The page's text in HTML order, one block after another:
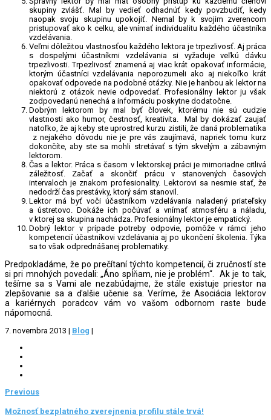
skupiny zvlášť. Mal by vedieť odhadnúť kedy povzbudiť, kedy
naopak svoju skupinu upokojiť. Nemal by k svojim zverencom
pristupovať ako k celku, ale vnímať individualitu každého účastníka
vzdelávania.
Veľmi dôležitou vlastnosťou každého lektora je trpezlivosť. Aj práca
s dospelými účastníkmi vzdelávania si vyžaduje veľkú dávku
trpezlivosti. Trpezlivosť znamená aj viac krát opakovať informácie,
ktorým účastníci vzdelávania neporozumeli ako aj niekoľko krát
opakovať odpovede na podobné otázky. Nie je hanbou ak lektor na
niektorú z otázok nevie odpovedať. Profesionálny lektor ju však
zodpovedanú nenechá a informáciu poskytne dodatočne.
Dobrým lektorom by mal byť človek, ktorému nie sú cudzie
vlastnosti ako humor, čestnosť, kreativita. Mal by dokázať zaujať
natoľko, že aj keby ste uprostred kurzu zistili, že daná problematika
z nejakého dôvodu nie je pre vás zaujímavá, napriek tomu kurz
dokončíte, aby ste sa mohli stretávať s tým skvelým a zábavným
lektorom.
Čas a lektor. Práca s časom v lektorskej práci je mimoriadne citlivá
záležitosť. Začať a skončiť prácu v stanovených časových
intervaloch je znakom profesionality. Lektorovi sa nesmie stať, že
nedodrží čas prestávky, ktorý sám stanovil.
Lektor má byť voči účastníkom vzdelávania naladený priateľsky
a ústretovo. Dokáže ich počúvať a vnímať atmosféru a náladu,
v ktorej sa skupina nachádza. Profesionálny lektor je empatický.
Dobrý lektor v prípade potreby odpovie, pomôže v rámci jeho
kompetencií účastníkovi vzdelávania aj po ukončení školenia. Týka
sa to však odprednášanej problematiky.
Predpokladáme, že po prečítaní týchto kompetencií, či zručností ste
si pri mnohých povedali: „Áno spĺňam, nie je problém“. Ak je to tak,
tešíme sa s Vami ale nezabúdajme, že stále existuje priestor na
zlepšovanie sa a ďalšie učenie sa. Veríme, že Asociácia lektorov
a kariérnych poradcov vám vo vašom odbornom raste bude
nápomocná.
7. novembra 2013 | Blog |
Previous
Možnosť bezplatného zverejnenia profilu stále trvá!